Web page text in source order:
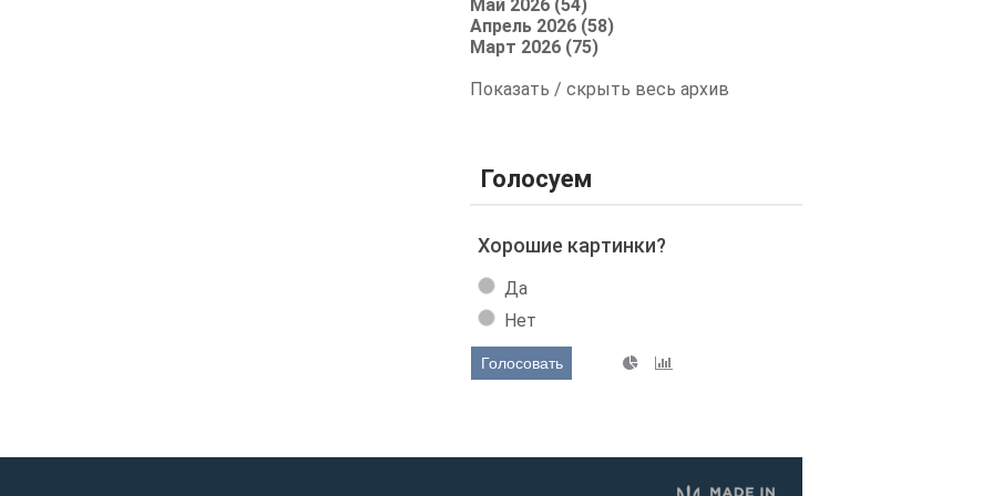
Май 2026 (54)
Апрель 2026 (58)
Март 2026 (75)
Показать / скрыть весь архив
Голосуем
Хорошие картинки?
Да
Нет
Голосовать